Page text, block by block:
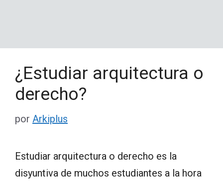
¿Estudiar arquitectura o
derecho?
por Arkiplus
Estudiar arquitectura o derecho es la
disyuntiva de muchos estudiantes a la hora